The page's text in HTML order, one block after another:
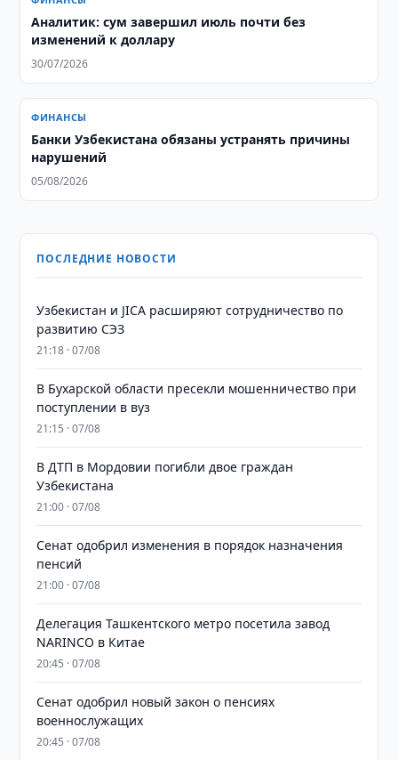
Аналитик: сум завершил июль почти без
изменений к доллару
30/07/2026
ФИНАНСЫ
Банки Узбекистана обязаны устранять причины
нарушений
05/08/2026
ПОСЛЕДНИЕ НОВОСТИ
Узбекистан и JICA расширяют сотрудничество по
развитию СЭЗ
21:18 · 07/08
В Бухарской области пресекли мошенничество при
поступлении в вуз
21:15 · 07/08
В ДТП в Мордовии погибли двое граждан
Узбекистана
21:00 · 07/08
Сенат одобрил изменения в порядок назначения
пенсий
21:00 · 07/08
Делегация Ташкентского метро посетила завод
NARINCO в Китае
20:45 · 07/08
Сенат одобрил новый закон о пенсиях
военнослужащих
20:45 · 07/08